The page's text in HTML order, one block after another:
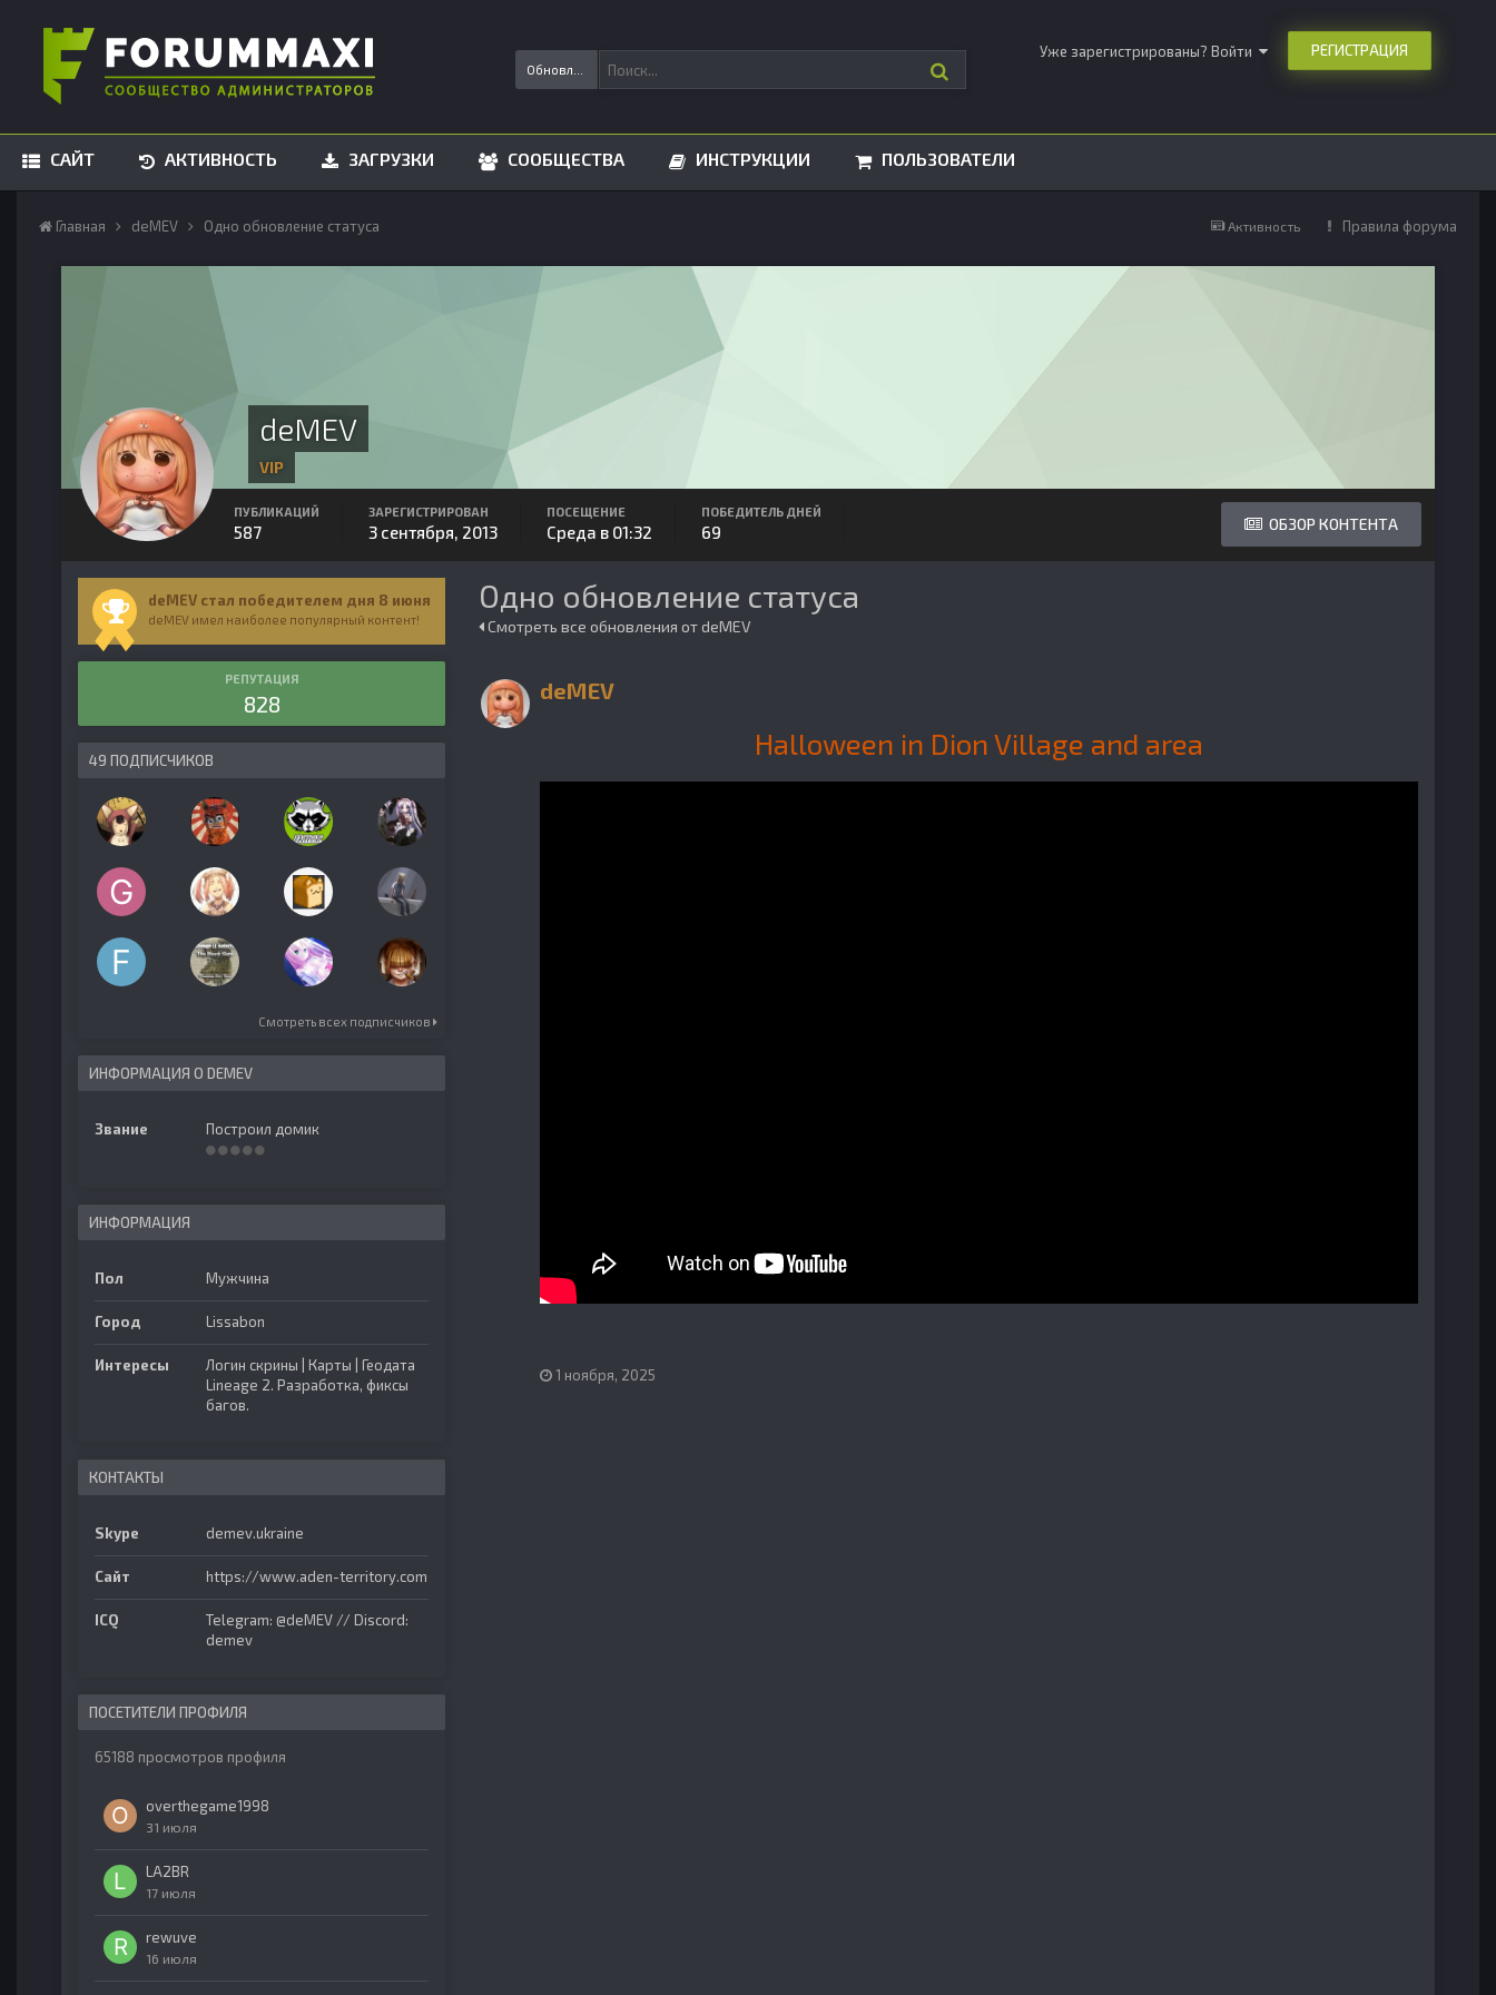
Уже зарегистрированы? Войти РЕГИСТРАЦИЯ
САЙТ АКТИВНОСТЬ ЗАГРУЗКИ СООБЩЕСТВА ИНСТРУКЦИИ ПОЛЬЗОВАТЕЛИ
Активность Правила форума
Главная deMEV Одно обновление статуса
deMEV
VIP
ОБЗОР КОНТЕНТА
ПУБЛИКАЦИЙ
587
ЗАРЕГИСТРИРОВАН
3 сентября, 2013
ПОСЕЩЕНИЕ
Среда в 01:32
ПОБЕДИТЕЛЬ ДНЕЙ
69
deMEV стал победителем дня 8 июня
deMEV имел наиболее популярный контент!
РЕПУТАЦИЯ
828
49 ПОДПИСЧИКОВ
Смотреть всех подписчиков
ИНФОРМАЦИЯ О DEMEV
Звание Построил домик
ИНФОРМАЦИЯ
Пол Мужчина
Город Lissabon
Интересы
Логин скрины | Карты | Геодата
Lineage 2. Разработка, фиксы
багов.
КОНТАКТЫ
Skype demev.ukraine
Сайт https://www.aden-territory.com
ICQ
Telegram: @deMEV // Discord:
demev
ПОСЕТИТЕЛИ ПРОФИЛЯ
65188 просмотров профиля
overthegame1998
31 июля
LA2BR
17 июля
rewuve
16 июля
Одно обновление статуса
Смотреть все обновления от deMEV
deMEV
Halloween in Dion Village and area
1 ноября, 2025